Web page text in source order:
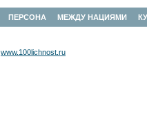
ПЕРСОНА МЕЖДУ НАЦИЯМИ
www.100lichnost.ru